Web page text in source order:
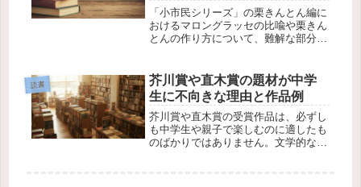
「小市民シリーズ」の栗きんとん編に
おけるマロングラッセの比喩や栗きん
とんの作り方について、難解な部分が
的なセリフの意味を解説し、物語の深
層に迫っていきます。マロングラッセ
と...
読書
芥川賞や直木賞の題材が中学
生に不向きな理由と作品例
芥川賞や直木賞の受賞作品は、必ずし
も中学生や親子で楽しむのに適したも
のばかりではありません。文学的な深